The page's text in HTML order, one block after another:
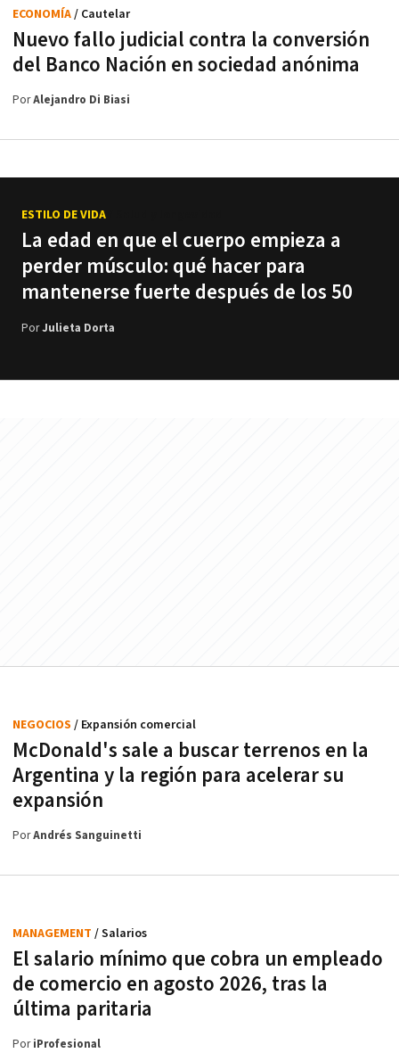
Nuevo fallo judicial contra la conversión
del Banco Nación en sociedad anónima
ECONOMÍA/ Cautelar
PorAlejandro Di Biasi
La edad en que el cuerpo empieza a
perder músculo: qué hacer para
mantenerse fuerte después de los 50
ESTILO DE VIDA
PorJulieta Dorta
McDonald's sale a buscar terrenos en la
Argentina y la región para acelerar su
expansión
NEGOCIOS / Expansión comercial
PorAndrés Sanguinetti
El salario mínimo que cobra un empleado
de comercio en agosto 2026, tras la
última paritaria
MANAGEMENT / Salarios
PoriProfesional